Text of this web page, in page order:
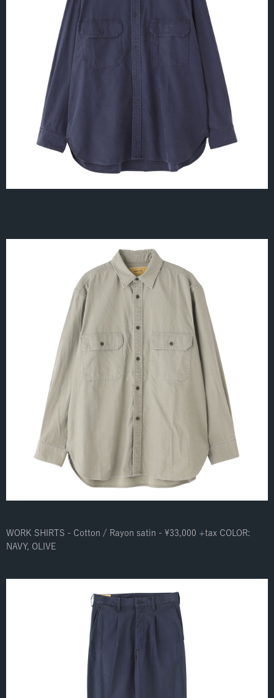
WORK SHIRTS - Cotton / Rayon satin - ¥33,000 +tax COLOR:
NAVY, OLIVE